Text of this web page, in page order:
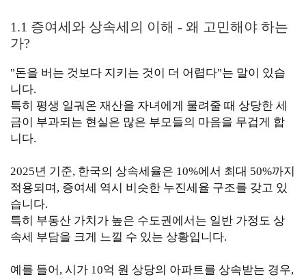
1.1 증여세와 상속세의 이해 - 왜 고민해야 하는
가?
"돈을 버는 것보다 지키는 것이 더 어렵다"는 말이 있습
니다.
특히 평생 일궈온 재산을 자녀에게 물려줄 때 상당한 세
금이 부과되는 현실은 많은 부모들의 마음을 무겁게 합
니다.
2025년 기준, 한국의 상속세율은 10%에서 최대 50%까지
적용되며, 증여세 역시 비슷한 누진세율 구조를 갖고 있
습니다.
특히 부동산 가치가 높은 수도권에서는 일반 가정도 상
속세 부담을 크게 느낄 수 있는 상황입니다.
예를 들어, 시가 10억 원 상당의 아파트를 상속받는 경우,